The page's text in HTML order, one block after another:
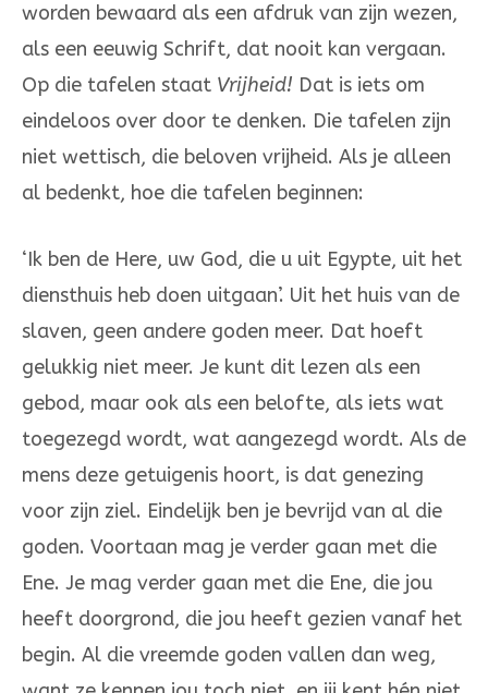
worden bewaard als een afdruk van zijn wezen,
als een eeuwig Schrift, dat nooit kan vergaan.
Op die tafelen staat Vrijheid! Dat is iets om
eindeloos over door te den­ken. Die tafelen zijn
niet wettisch, die beloven vrijheid. Als je alleen
al be­denkt, hoe die tafelen beginnen:
‘Ik ben de Here, uw God, die u uit Egypte, uit het
diensthuis heb doen uitgaan’. Uit het huis van de
slaven, geen andere goden meer. Dat hoeft
gelukkig niet meer. Je kunt dit lezen als een
gebod, maar ook als een belofte, als iets wat
toe­gezegd wordt, wat aangezegd wordt. Als de
mens deze getuigenis hoort, is dat genezing
voor zijn ziel. Eindelijk ben je bevrijd van al die
goden. Voortaan mag je verder gaan met die
Ene. Je mag verder gaan met die Ene, die jou
heeft doorgrond, die jou heeft gezien vanaf het
begin. Al die vreemde goden vallen dan weg,